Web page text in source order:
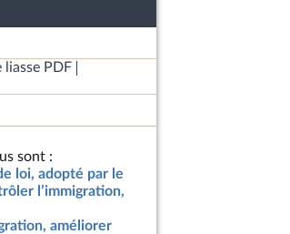
liasse PDF
sont :
loi, adopté par le
l’immigration,
améliorer